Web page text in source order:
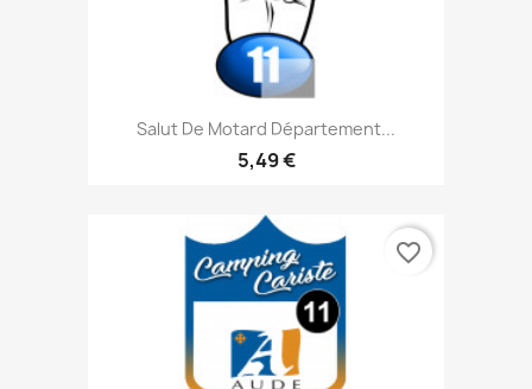
Salut De Motard Département...
5,49 €
favorite_border